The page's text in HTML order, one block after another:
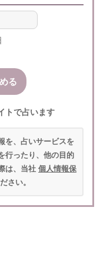
トで占います
を、占いサービスを
行ったり、他の目的
は、当社 個人情報保
さい。